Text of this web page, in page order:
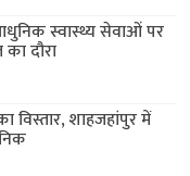
स्वास्थ्य सेवाओं पर
दौरा
शाहजहांपुर में